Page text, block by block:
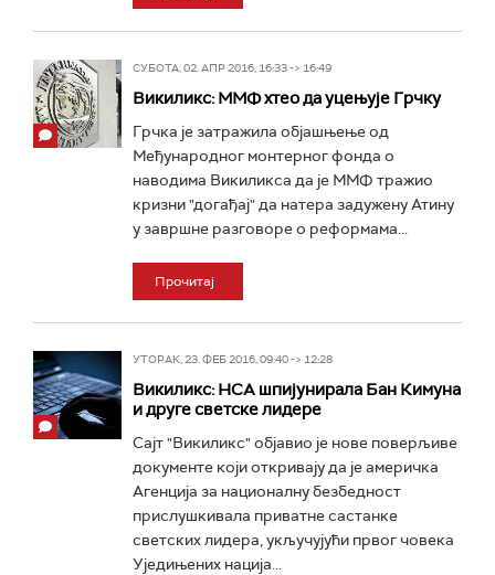
СУБОТА, 02. АПР 2016, 16:33 -> 16:49
Викиликс: ММФ хтео да уцењује Грчку
Грчка је затражила објашњење од
Међународног монтерног фонда о
наводима Викиликса да је ММФ тражио
кризни "догађај" да натера задужену Атину
у завршне разговоре о реформама...
Прочитај
УТОРАК, 23. ФЕБ 2016, 09:40 -> 12:28
Викиликс: НСА шпијунирала Бан Кимуна
и друге светске лидере
Сајт "Викиликс" објавио је нове поверљиве
документе који откривају да је америчка
Агенција за националну безбедност
прислушкивала приватне састанке
светских лидера, укључујући првог човека
Уједињених нација...